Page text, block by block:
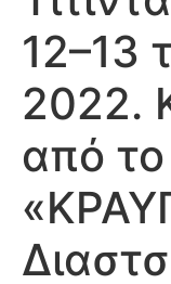
12–13
2022.
από το